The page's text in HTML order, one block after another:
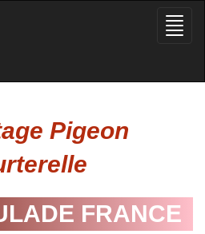
Toggle
Pigeon
FRANCE